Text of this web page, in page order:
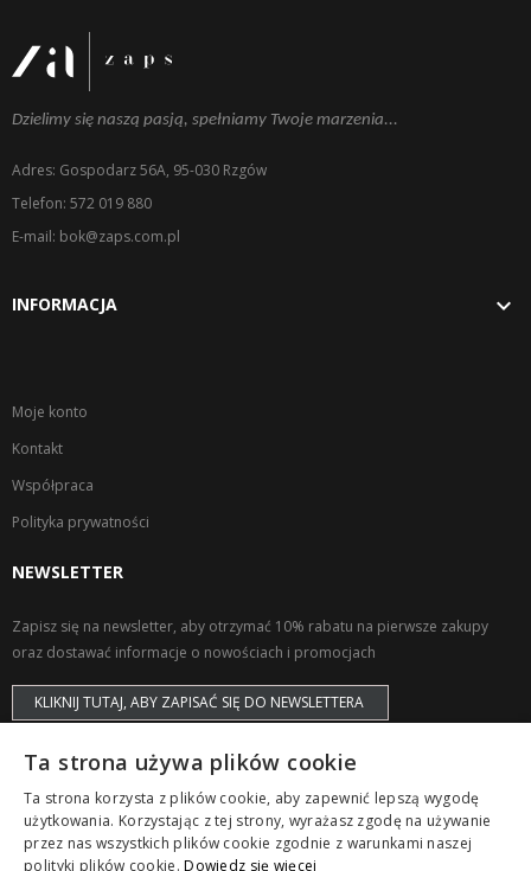
Dzielimy się naszą pasją, spełniamy Twoje marzenia...
Adres: Gospodarz 56A, 95-030 Rzgów
Telefon: 572 019 880
E-mail: bok@zaps.com.pl
INFORMACJA 
Moje konto
Kontakt
Współpraca
Polityka prywatności
NEWSLETTER
Zapisz się na newsletter, aby otrzymać 10% rabatu na pierwsze zakupy
oraz dostawać informacje o nowościach i promocjach
KLIKNIJ TUTAJ, ABY ZAPISAĆ SIĘ DO NEWSLETTERA
Copyright © ZAPS. All Rights Reserved.
Ta strona używa plików cookie
Ta strona korzysta z plików cookie, aby zapewnić lepszą wygodę
użytkowania. Korzystając z tej strony, wyrażasz zgodę na używanie
przez nas wszystkich plików cookie zgodnie z warunkami naszej
polityki plików cookie.Dowiedz się więcej